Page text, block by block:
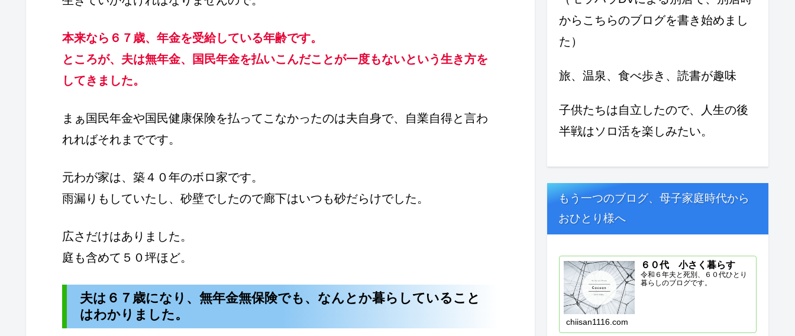
本来なら６７歳、年金を受給している年齢です。
ところが、夫は無年金、国民年金を払いこんだことが一度もないという生き方を
してきました。
まぁ国民年金や国民健康保険を払ってこなかったのは夫自身で、自業自得と言わ
れればそれまでです。
元わが家は、築４０年のボロ家です。
雨漏りもしていたし、砂壁でしたので廊下はいつも砂だらけでした。
広さだけはありました。
庭も含めて５０坪ほど。
夫は６７歳になり、無年金無保険でも、なんとか暮らしていること
はわかりました。
からこちらのブログを書き始めまし
た）
旅、温泉、食べ歩き、読書が趣味
子供たちは自立したので、人生の後
半戦はソロ活を楽しみたい。
もう一つのブログ、母子家庭時代から
おひとり様へ
６０代 小さく暮らす
令和６年夫と死別、６０代ひとり
暮らしのブログです。
chiisan1116.com